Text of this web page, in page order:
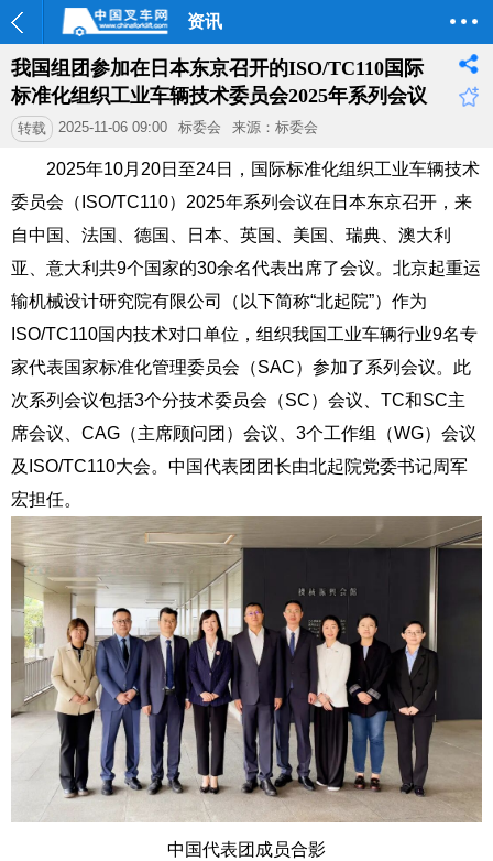
资讯
我国组团参加在日本东京召开的ISO/TC110国际
标准化组织工业车辆技术委员会2025年系列会议
转载 2025-11-06 09:00 标委会 来源：标委会
2025年10月 20日至24日，国际标准化组织工业车辆技术
委员会（ ISO/TC110） 2025年系列会议在日本东京召开，来
自中国、法国、德国、日本、英国、美国、瑞典、澳大利
亚、意大利共9个国家的30余名代表出席了会议。北京起重运
输机械设计研究院有限公司（以下简称“北起院”）作为
ISO/TC110国内技术对口单位 ， 组织我国工业车辆行业9名专
家代表国家标准化管理委员会（SAC）参加了系列会议。此
次系列会议包括3个分技术委员会（SC）会议、 TC和SC主
席会议、 CAG （主席顾问团）会议、 3个工作组（WG）会议
及 ISO/TC110大会。中国代表团团长由北起院党委书记周军
宏担任。
中国代表团成员合影